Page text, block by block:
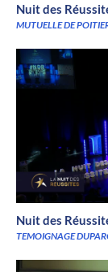
Nuit des
MUTUELLE DE
Nuit des
TEMOIGNAGE